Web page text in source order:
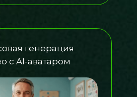
генерация
с AI-аватаром